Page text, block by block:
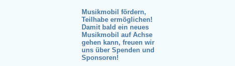
Musikmobil fördern,
Teilhabe ermöglichen!
Damit bald ein neues
Musikmobil auf Achse
gehen kann, freuen wir
uns über Spenden und
Sponsoren!